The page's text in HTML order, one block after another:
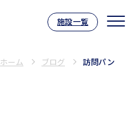
ム サニーステー
施設一覧
ホーム ブログ 訪問パン